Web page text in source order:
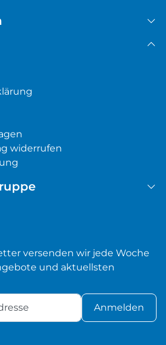
widerrufen
versenden wir jede Woche
und aktuellsten
Anmelden